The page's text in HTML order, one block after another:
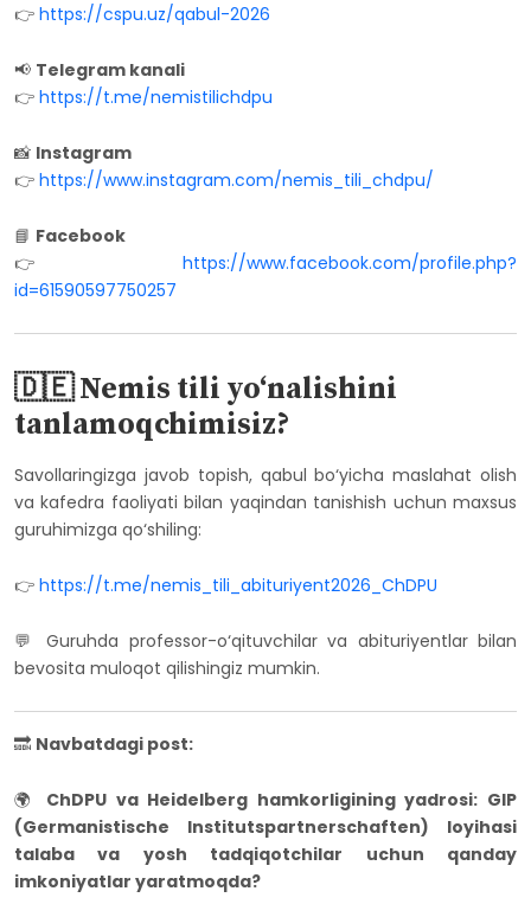
👉 https://cspu.uz/qabul-2026
📢 Telegram kanali
👉 https://t.me/nemistilichdpu
📸 Instagram
👉 https://www.instagram.com/nemis_tili_chdpu/
📘 Facebook
👉 https://www.facebook.com/profile.php?
id=61590597750257
🇩🇪 Nemis tili yo‘nalishini
tanlamoqchimisiz?
Savollaringizga javob topish, qabul bo‘yicha maslahat olish
va kafedra faoliyati bilan yaqindan tanishish uchun maxsus
guruhimizga qo‘shiling:
👉 https://t.me/nemis_tili_abituriyent2026_ChDPU
💬 Guruhda professor-o‘qituvchilar va abituriyentlar bilan
bevosita muloqot qilishingiz mumkin.
🔜 Navbatdagi post:
🌍 ChDPU va Heidelberg hamkorligining yadrosi: GIP
(Germanistische Institutspartnerschaften) loyihasi
talaba va yosh tadqiqotchilar uchun qanday
imkoniyatlar yaratmoqda?